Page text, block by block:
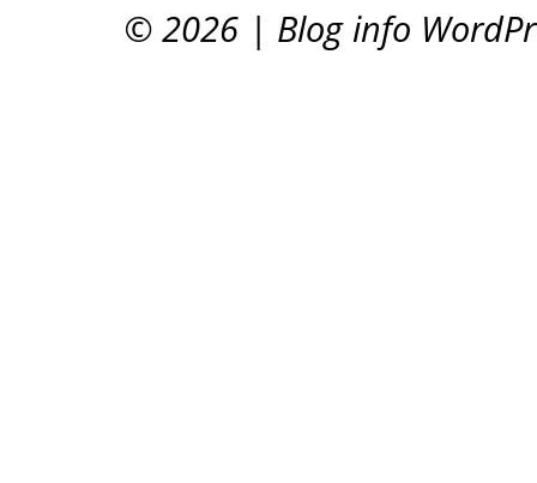
© 2026 | Blog info